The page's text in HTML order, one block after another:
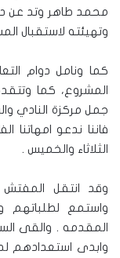
محمد طاهر وتد عن
وتهيئته لاستقبال
كما ونامل دوام
المشروع، كما
جمل مركزة النادي
فاننا ندعو امهاتنا
الثلاثاء والخميس .
وقد انتقل
واستمع لطلباتهم
المقدمه . والقى
وابدى استعدادهم